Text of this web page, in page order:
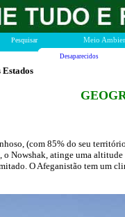
Pesquisar Meio
Desaparecidos
Estados
(com 85% do seu
Nowshak, atinge uma altitude
O Afeganistão tem um